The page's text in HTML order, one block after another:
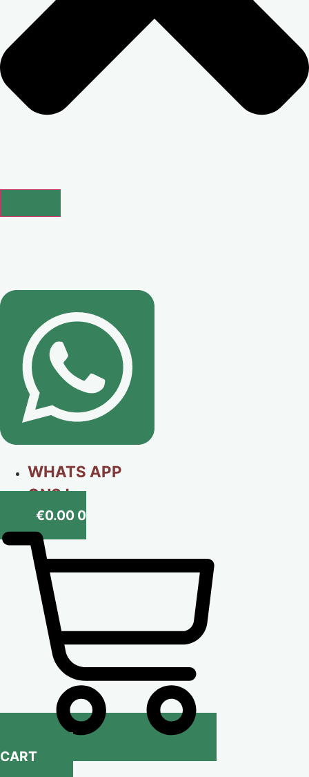
WHATS APP
ONS !
€0.00 0
CART